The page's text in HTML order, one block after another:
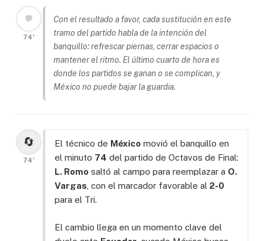
💬
74'
Con el resultado a favor, cada sustitución en este
tramo del partido habla de la intención del
banquillo: refrescar piernas, cerrar espacios o
mantener el ritmo. El último cuarto de hora es
donde los partidos se ganan o se complican, y
México no puede bajar la guardia.
🔄
74'
El técnico de México movió el banquillo en
el minuto 74 del partido de Octavos de Final:
L. Romo saltó al campo para reemplazar a O.
Vargas , con el marcador favorable al 2-0
para el Tri.
El cambio llega en un momento clave del